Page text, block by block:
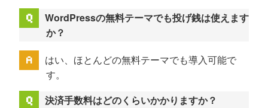
WordPressの無料テーマでも投げ銭は使えます
か？
はい、ほとんどの無料テーマでも導入可能で
す。
決済手数料はどのくらいかかりますか？